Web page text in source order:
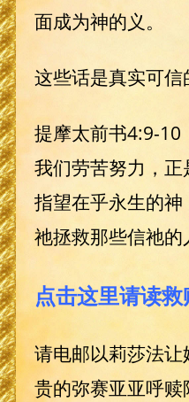
面成为神的义。
这些话是真实可信
提摩太前书4:9-10
我们劳苦努力，
指望在乎永生的神
祂拯救那些信祂的
点击这里请读
请电邮以莉莎法
贵的弥赛亚亚呼